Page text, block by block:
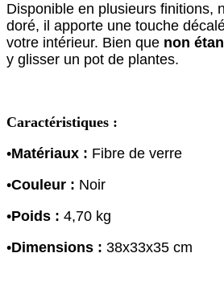
Disponible en plusieurs finitions,
doré, il apporte une touche
votre intérieur. Bien que non
y glisser un pot de plantes.
Caractéristiques :
•Matériaux : Fibre de verre
•Couleur : Noir
•Poids : 4,70 kg
•Dimensions : 38x33x35 cm